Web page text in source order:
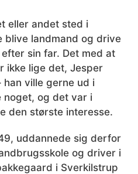
eller andet sted i
blive landmand og drive
sin far. Det med at
ikke lige det, Jesper
han ville gerne ud i
noget, og det var i
den største interesse.
uddannede sig derfor
og driver i
i Sverkilstrup